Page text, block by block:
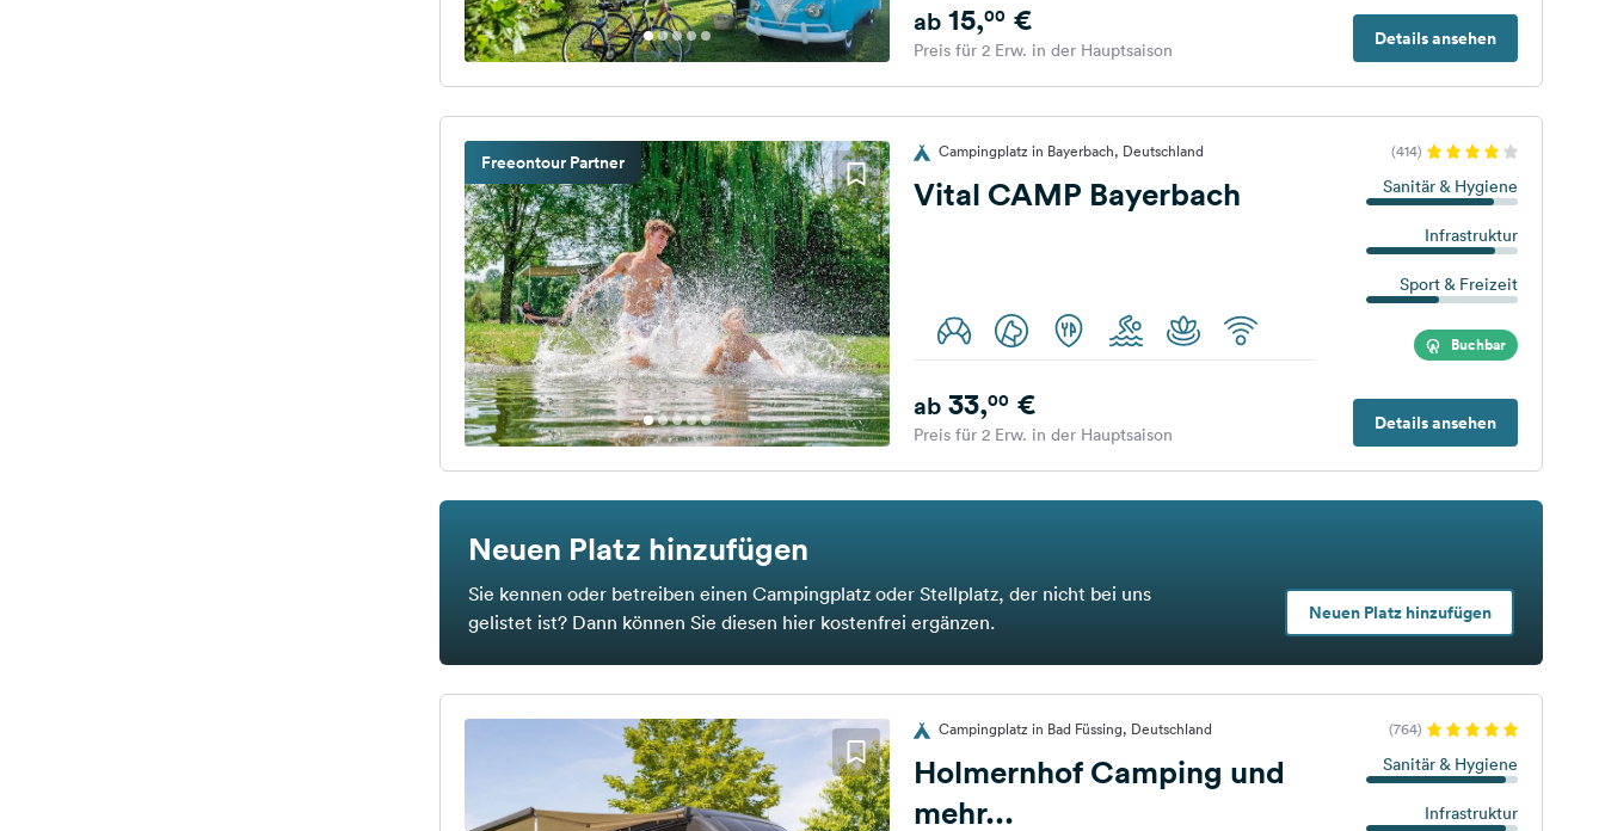
Details ansehen
ab15,00€
Preis für 2 Erw. in der Hauptsaison
Freeontour Partner Campingplatz in Bayerbach, Deutschland (414)
Vital CAMP Bayerbach Sanitär & Hygiene
Infrastruktur
Sport & Freizeit
Buchbar
Details ansehen
ab33,00€
Preis für 2 Erw. in der Hauptsaison
Neuen Platz hinzufügen
Sie kennen oder betreiben einen Campingplatz oder Stellplatz, der nicht bei uns
gelistet ist? Dann können Sie diesen hier kostenfrei ergänzen.
Neuen Platz hinzufügen
Campingplatz in Bad Füssing, Deutschland (764)
Holmernhof Camping und
mehr...
Sanitär & Hygiene
Infrastruktur